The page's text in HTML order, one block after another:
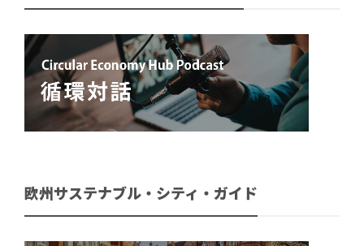
欧州サステナブル・シティ・ガイド